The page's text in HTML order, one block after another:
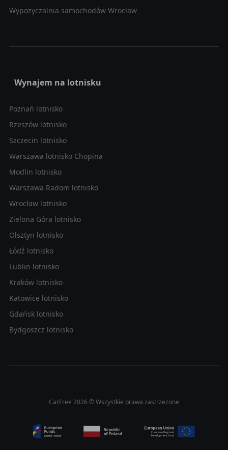
Wypożyczalnia samochodów Wrocław
Wynajem na lotnisku
Poznań lotnisko
Rzeszów lotnisko
Szczecin lotnisko
Warszawa lotnisko Chopina
Modlin lotnisko
Warszawa Radom lotnisko
Wrocław lotnisko
Zielona Góra lotnisko
Olsztyn lotnisko
Łódź lotnisko
Lublin lotnisko
Kraków lotnisko
Katowice lotnisko
Gdańsk lotnisko
Bydgoszcz lotnisko
CarFree 2026 © Wszystkie prawa zastrzeżone